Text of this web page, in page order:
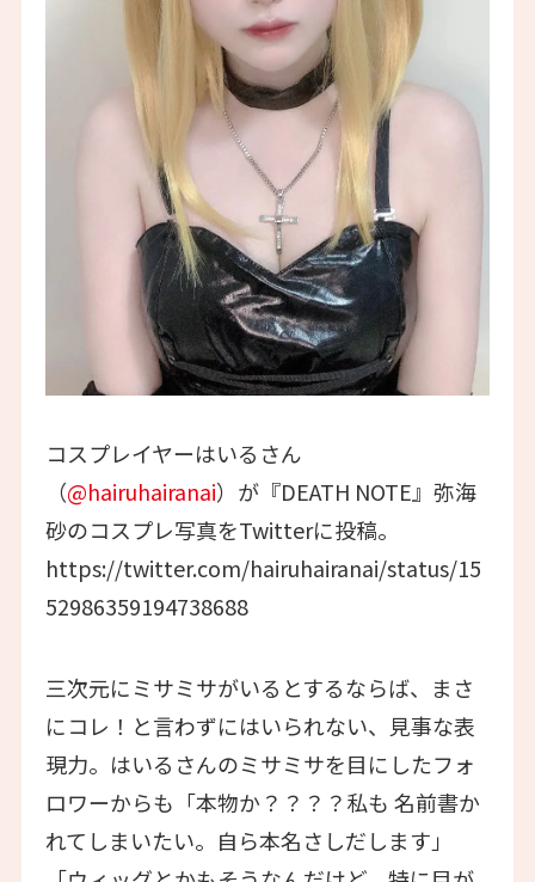
コスプレイヤーはいるさん
（@hairuhairanai）が『DEATH NOTE』弥海
砂のコスプレ写真をTwitterに投稿。
https://twitter.com/hairuhairanai/status/15
52986359194738688
三次元にミサミサがいるとするならば、まさ
にコレ！と言わずにはいられない、見事な表
現力。はいるさんのミサミサを目にしたフォ
ロワーからも「本物か？？？？私も 名前書か
れてしまいたい。自ら本名さしだします」